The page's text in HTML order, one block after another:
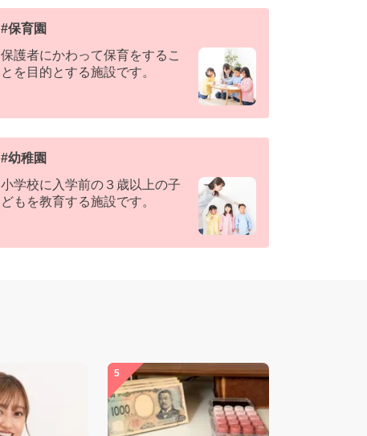
#保育園
保護者にかわって保育をするこ
とを目的とする施設です。
#幼稚園
小学校に入学前の３歳以上の子
どもを教育する施設です。
5